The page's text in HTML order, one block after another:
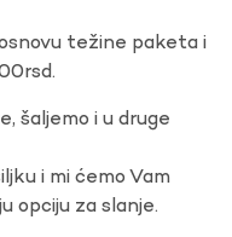
težine paketa i
šaljemo i u druge
i mi ćemo Vam
opciju za slanje.